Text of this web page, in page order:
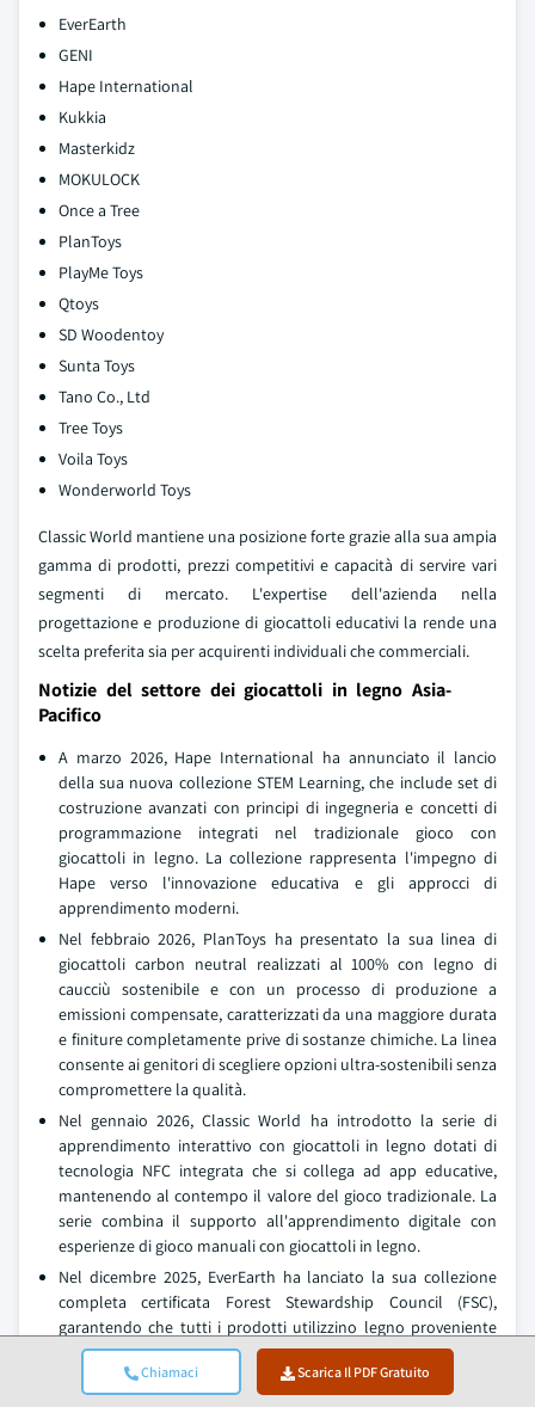
Chiamaci Scarica Il PDF Gratuito
EverEarth
GENI
Hape International
Kukkia
Masterkidz
MOKULOCK
Once a Tree
PlanToys
PlayMe Toys
Qtoys
SD Woodentoy
Sunta Toys
Tano Co., Ltd
Tree Toys
Voila Toys
Wonderworld Toys
Classic World mantiene una posizione forte grazie alla sua ampia
gamma di prodotti, prezzi competitivi e capacità di servire vari
segmenti di mercato. L'expertise dell'azienda nella
progettazione e produzione di giocattoli educativi la rende una
scelta preferita sia per acquirenti individuali che commerciali.
Notizie del settore dei giocattoli in legno Asia-
Pacifico
A marzo 2026, Hape International ha annunciato il lancio
della sua nuova collezione STEM Learning, che include set di
costruzione avanzati con principi di ingegneria e concetti di
programmazione integrati nel tradizionale gioco con
giocattoli in legno. La collezione rappresenta l'impegno di
Hape verso l'innovazione educativa e gli approcci di
apprendimento moderni.
Nel febbraio 2026, PlanToys ha presentato la sua linea di
giocattoli carbon neutral realizzati al 100% con legno di
caucciù sostenibile e con un processo di produzione a
emissioni compensate, caratterizzati da una maggiore durata
e finiture completamente prive di sostanze chimiche. La linea
consente ai genitori di scegliere opzioni ultra-sostenibili senza
compromettere la qualità.
Nel gennaio 2026, Classic World ha introdotto la serie di
apprendimento interattivo con giocattoli in legno dotati di
tecnologia NFC integrata che si collega ad app educative,
mantenendo al contempo il valore del gioco tradizionale. La
serie combina il supporto all'apprendimento digitale con
esperienze di gioco manuali con giocattoli in legno.
Nel dicembre 2025, EverEarth ha lanciato la sua collezione
completa certificata Forest Stewardship Council (FSC),
garantendo che tutti i prodotti utilizzino legno proveniente
da foreste gestite in modo responsabile con piena
trasparenza della catena di fornitura. La collezione si rivolge a